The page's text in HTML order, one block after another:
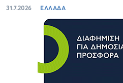
31.7.2026 ΕΛΛΑΔΑ